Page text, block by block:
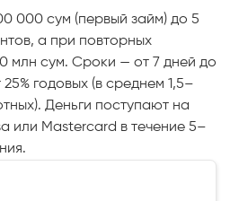
000 сум (первый займ) до 5
а при повторных
млн сум. Сроки — от 7 дней до
годовых (в среднем 1,5–
Деньги поступают на
или Mastercard в течение 5–